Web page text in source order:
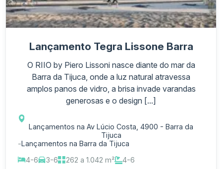
Lançamento Tegra Lissone Barra
O RIIO by Piero Lissoni nasce diante do mar da
Barra da Tijuca, onde a luz natural atravessa
amplos panos de vidro, a brisa invade varandas
generosas e o design [...]
Lançamentos na Av Lúcio Costa, 4900 - Barra da
Tijuca
-Lançamentos na Barra da Tijuca
4-6
3-6 262 a 1.042 m² 4-6